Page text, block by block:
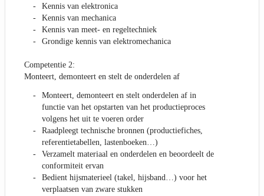
Kennis van elektronica
Kennis van mechanica
Kennis van meet- en regeltechniek
Grondige kennis van elektromechanica
Competentie 2:
Monteert, demonteert en stelt de onderdelen af
Monteert, demonteert en stelt onderdelen af in
functie van het opstarten van het productieproces
volgens het uit te voeren order
Raadpleegt technische bronnen (productiefiches,
referentietabellen, lastenboeken…)
Verzamelt materiaal en onderdelen en beoordeelt de
conformiteit ervan
Bedient hijsmaterieel (takel, hijsband…) voor het
verplaatsen van zware stukken